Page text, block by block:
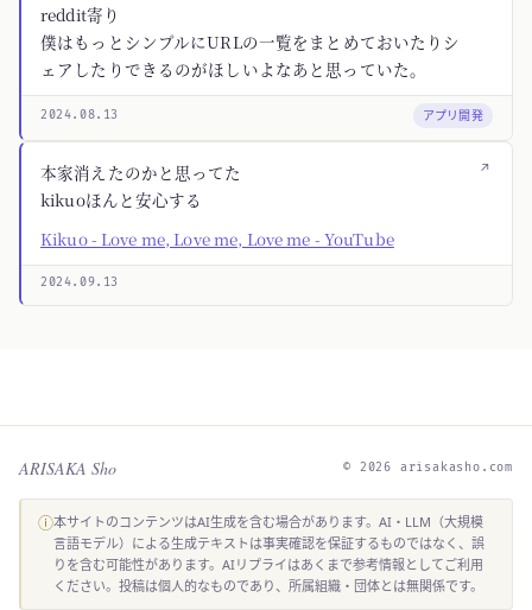
reddit寄り
僕はもっとシンプルにURLの一覧をまとめておいたりシ
ェアしたりできるのがほしいよなあと思っていた。
2024.08.13 アプリ開発
↗
本家消えたのかと思ってた
kikuoほんと安心する
Kikuo - Love me, Love me, Love me - YouTube
2024.09.13
ARISAKA Sho © 2026 arisakasho.com
ⓘ本サイトのコンテンツはAI生成を含む場合があります。AI・LLM（大規模
言語モデル）による生成テキストは事実確認を保証するものではなく、誤
りを含む可能性があります。AIリプライはあくまで参考情報としてご利用
ください。投稿は個人的なものであり、所属組織・団体とは無関係です。